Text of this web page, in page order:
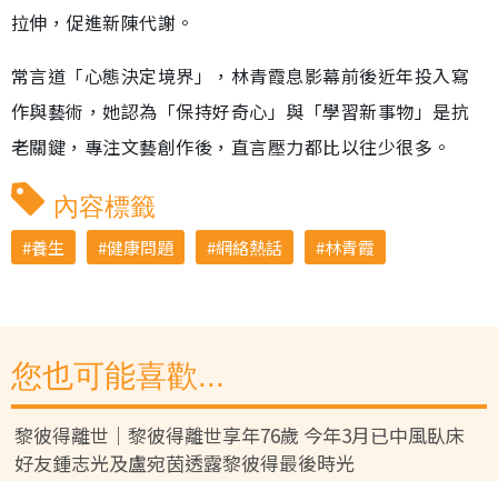
拉伸，促進新陳代謝。
常言道「心態決定境界」，林青霞息影幕前後近年投入寫
作與藝術，她認為「保持好奇心」與「學習新事物」是抗
老關鍵，專注文藝創作後，直言壓力都比以往少很多。
內容標籤
養生 健康問題 網絡熱話 林青霞
您也可能喜歡...
黎彼得離世｜黎彼得離世享年76歲 今年3月已中風臥床
好友鍾志光及盧宛茵透露黎彼得最後時光